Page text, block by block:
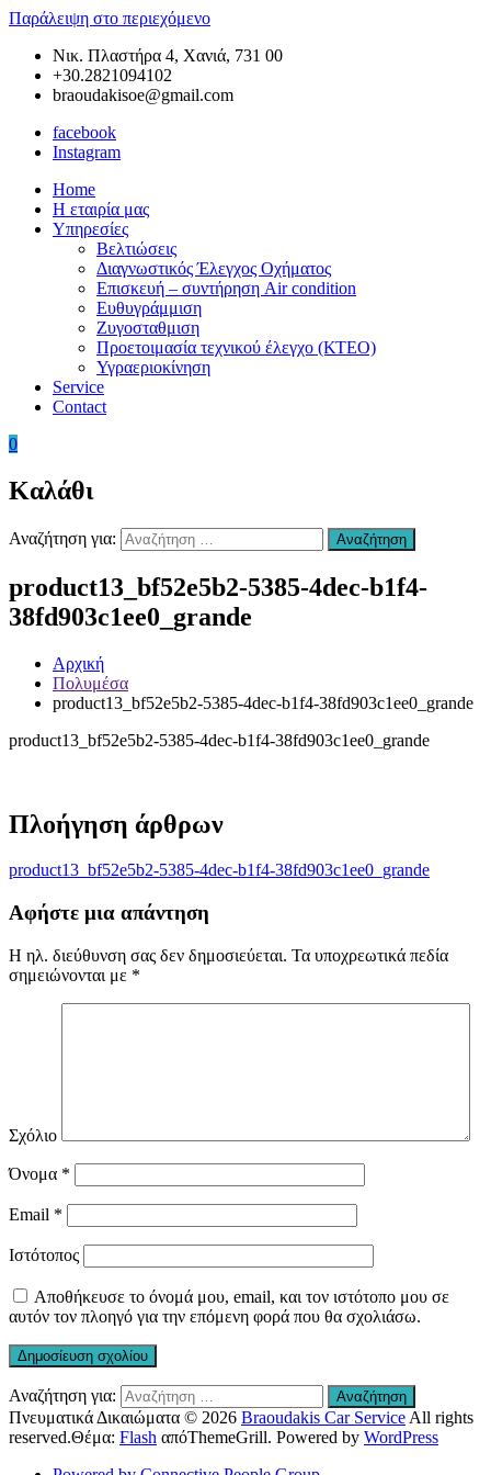
Παράλειψη στο περιεχόμενο
Νικ. Πλαστήρα 4, Χανιά, 731 00
+30.2821094102
braoudakisoe@gmail.com
facebook
Instagram
Braoudakis
Συνεργείο
Αυτοκινήτων
Ευθυγράμμιση
Ζυγοσταθμιση
–
Αυτοκινήτων
Χανιά
Επισκευή
Χανιά
–
συντήρηση
condition
Χανιά
Αυτοκινήτων
Χανιά
–
Βελτιώσεις
Έλεγχος
Χανιά
Home
Η εταιρία μας
Υπηρεσίες
Βελτιώσεις
Διαγνωστικός Έλεγχος Οχήματος
Επισκευή – συντήρηση Air condition
Ευθυγράμμιση
Ζυγοσταθμιση
Προετοιμασία τεχνικού έλεγχο (ΚΤΕΟ)
Υγραεριοκίνηση
Service
Contact
0
Καλάθι
Αναζήτηση για: Αναζήτηση
product13_bf52e5b2-5385-4dec-b1f4-
38fd903c1ee0_grande
Αρχική
Πολυμέσα
product13_bf52e5b2-5385-4dec-b1f4-38fd903c1ee0_grande
product13_bf52e5b2-5385-4dec-b1f4-38fd903c1ee0_grande
Πλοήγηση άρθρων
product13_bf52e5b2-5385-4dec-b1f4-38fd903c1ee0_grande
Αφήστε μια απάντηση
Η ηλ. διεύθυνση σας δεν δημοσιεύεται. Τα υποχρεωτικά πεδία
σημειώνονται με *
Σχόλιο
Όνομα *
Email *
Ιστότοπος
Αποθήκευσε το όνομά μου, email, και τον ιστότοπο μου σε
αυτόν τον πλοηγό για την επόμενη φορά που θα σχολιάσω.
Αναζήτηση για: Αναζήτηση
Πνευματικά Δικαιώματα © 2026 Braoudakis Car Service All rights
reserved.Θέμα: Flash απόThemeGrill. Powered by WordPress